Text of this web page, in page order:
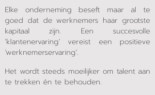
Elke onderneming beseft maar al te
goed dat de werknemers haar grootste
kapitaal zijn. Een succesvolle
‘klantenervaring’ vereist een positieve
‘werknemerservaring’.
Het wordt steeds moeilijker om talent aan
te trekken én te behouden.